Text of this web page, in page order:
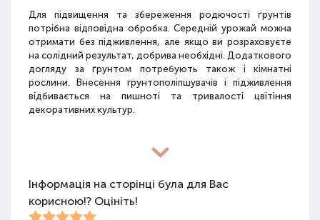
Для підвищення та збереження родючості ґрунтів
потрібна відповідна обробка. Середній урожай можна
отримати без підживлення, але якщо ви розраховуєте
на солідний результат, добрива необхідні. Додаткового
догляду за ґрунтом потребують також і кімнатні
рослини. Внесення грунтополіпшувачів і підживлення
відбивається на пишноті та тривалості цвітіння
декоративних культур.
Різновиди засобів для покращення
Для покращення поживних якостей ґрунту
використовуються різні види засобів: мінеральні
Інформація на сторінці була для Вас
корисною!? Оцініть!